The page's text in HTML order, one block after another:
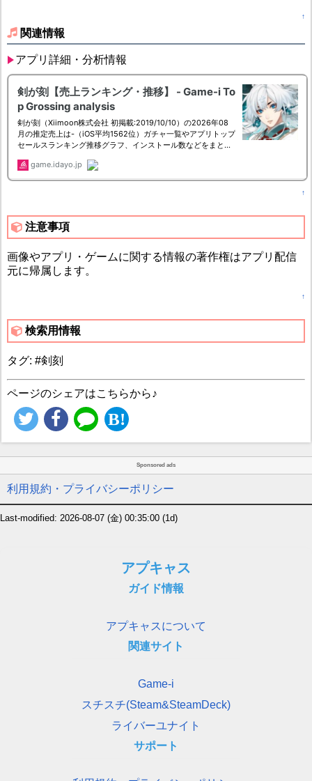
↑
関連情報
アプリ詳細・分析情報
↑
注意事項
画像やアプリ・ゲームに関する情報の著作権はアプリ配信
元に帰属します。
↑
検索用情報
タグ: #剣刻
ページのシェアはこちらから♪
Sponsored ads
利用規約・プライバシーポリシー
Last-modified: 2026-08-07 (金) 00:35:00 (1d)
アプキャス
ガイド情報
アプキャスについて
関連サイト
Game-i
スチスチ(Steam&SteamDeck)
ライバーユナイト
サポート